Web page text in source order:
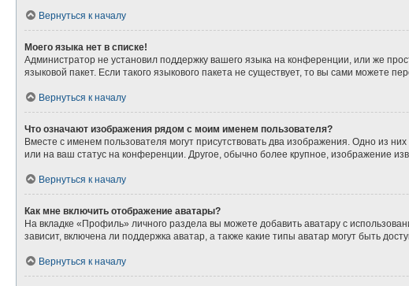
Вернуться к началу
Моего языка нет в списке!
Администратор не установил поддержку вашего языка на конференции, или же
языковой пакет. Если такого языкового пакета не существует, то вы сами можете
Вернуться к началу
Что означают изображения рядом с моим именем пользователя?
Вместе с именем пользователя могут присутствовать два изображения. Одно из
или на ваш статус на конференции. Другое, обычно более крупное, изображение
Вернуться к началу
Как мне включить отображение аватары?
На вкладке «Профиль» личного раздела вы можете добавить аватару с
зависит, включена ли поддержка аватар, а также какие типы аватар могут быть
Вернуться к началу